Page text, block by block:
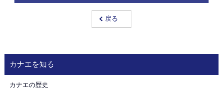
戻る
カナエを知る
カナエの歴史